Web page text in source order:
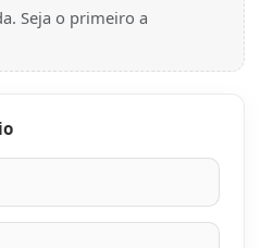
Seja o primeiro a